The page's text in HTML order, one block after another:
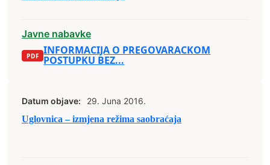
Javne nabavke
INFORMACIJA O PREGOVARACKOM
POSTUPKU BEZ...
Datum objave:
29. Juna 2016.
Uglovnica – izmjena režima saobraćaja